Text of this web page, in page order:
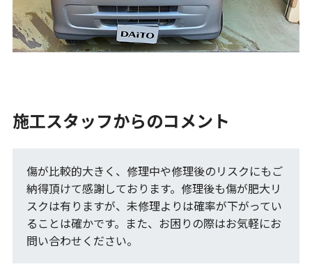
施工スタッフからのコメント
傷が比較的大きく、修理中や修理後のリスクにもご
納得頂けて感謝しております。修理後も傷が肥大リ
スクは有りますが、未修理よりは確率が下がってい
ることは確かです。また、お困りの際はお気軽にお
問い合わせください。